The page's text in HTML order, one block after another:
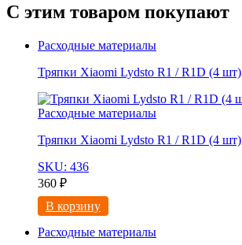
С этим товаром покупают
Расходные материалы
Тряпки Xiaomi Lydsto R1 / R1D (4 шт)
Расходные материалы
Тряпки Xiaomi Lydsto R1 / R1D (4 шт)
SKU: 436
360 ₽
В корзину
Расходные материалы